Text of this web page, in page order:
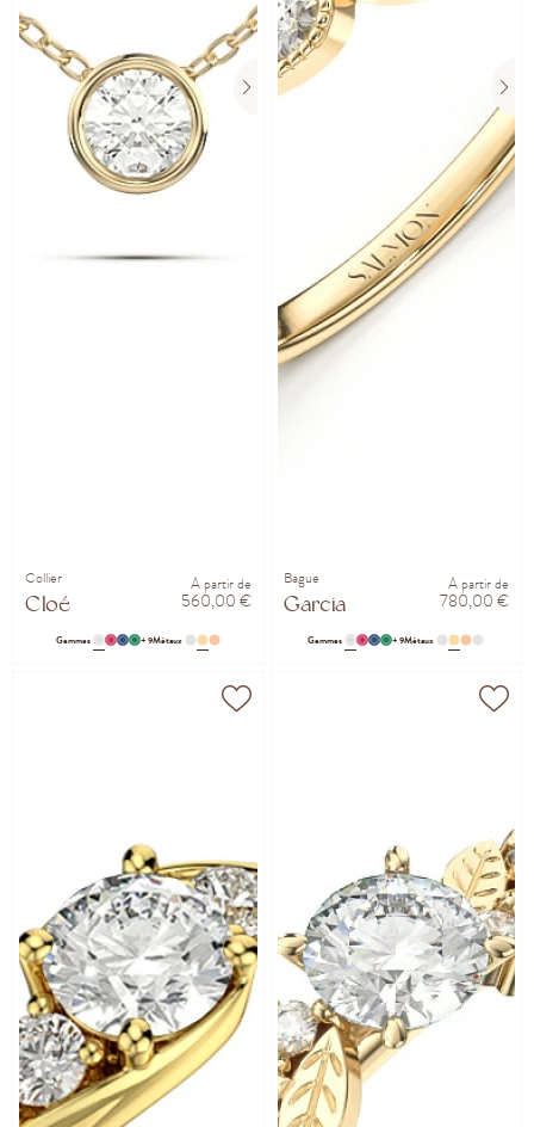
Collier
Cloé
À partir de
560,00 €
Gemmes + 9Métaux
Bague
Garcia
À partir de
780,00 €
Gemmes + 9Métaux